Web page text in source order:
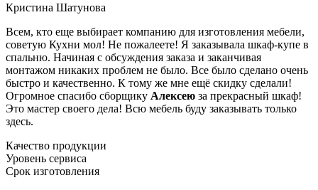
Кристина Шатунова
Всем, кто еще выбирает компанию для изготовления мебели,
советую Кухни мол! Не пожалеете! Я заказывала шкаф-купе в
спальню. Начиная с обсуждения заказа и заканчивая
монтажом никаких проблем не было. Все было сделано очень
быстро и качественно. К тому же мне ещё скидку сделали!
Огромное спасибо сборщику Алексею за прекрасный шкаф!
Это мастер своего дела! Всю мебель буду заказывать только
здесь.
Качество продукции
Уровень сервиса
Срок изготовления